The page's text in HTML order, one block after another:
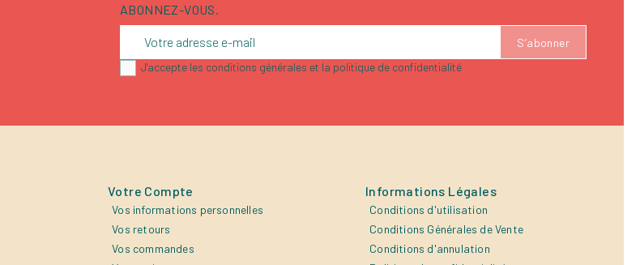
ABONNEZ-VOUS.
J'accepte les conditions générales et la politique de confidentialité
Votre Compte
Vos informations personnelles
Vos retours
Vos commandes
Informations Légales
Conditions d'utilisation
Conditions Générales de Vente
Conditions d'annulation